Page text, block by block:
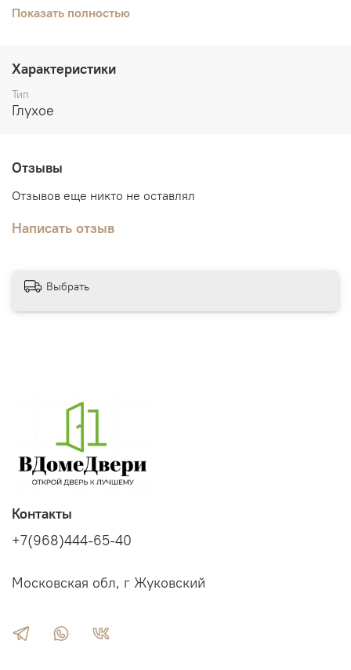
Толщина полотна:44 мм
Упаковка:пенопласт, полиэтилен
Дополнительно:
полотна
Показать полностью
Характеристики
Тип
Глухое
Отзывы
Отзывов еще никто не оставлял
Написать отзыв
Выбрать
Контакты
+7(968)444-65-40
Московская обл, г Жуковский